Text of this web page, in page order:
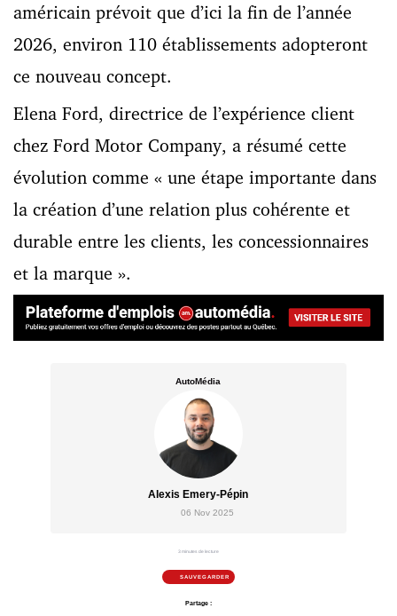
AutoMédia
Alexis Emery-Pépin
06 Nov 2025
3 minutes de lecture
SAUVEGARDER
Partage :
américain prévoit que d’ici la fin de l’année
2026, environ 110 établissements adopteront
ce nouveau concept.
Elena Ford, directrice de l’expérience client
chez Ford Motor Company, a résumé cette
évolution comme « une étape importante dans
la création d’une relation plus cohérente et
durable entre les clients, les concessionnaires
et la marque ».